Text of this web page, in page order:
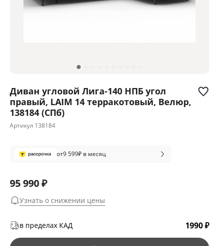
Диван угловой Лига-140 НПБ угол
правый, LAIM 14 терракотовый, Велюр,
138184 (СПб)
Артикул 138184
от9 599₽ в месяц
95 990 ₽
Узнать о снижении цены
в пределах КАД 1990 ₽